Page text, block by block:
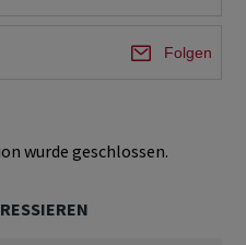
Folgen
wurde geschlossen.